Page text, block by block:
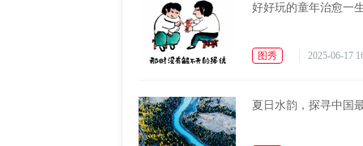
好好玩的童年治愈一
图秀 2025-06-17
夏日水韵，探寻中国